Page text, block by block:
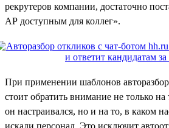
рекрутеров компании, достаточно
АР доступным для коллег».
При применении шаблонов
стоит обратить внимание не только на
он настраивался, но и на то, в каком
искали персонал. Это исключит